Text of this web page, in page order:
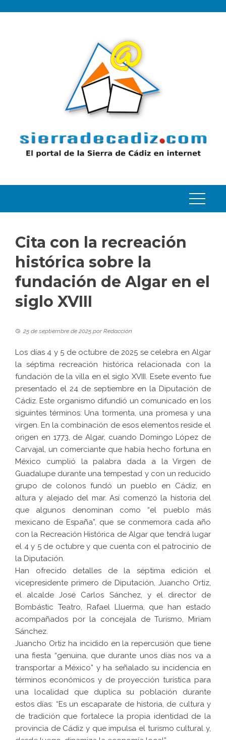
Cita con la recreación
histórica sobre la
fundación de Algar en el
siglo XVIII
25 de septiembre de 2025 porRedacción
Los días 4 y 5 de octubre de 2025 se celebra en Algar
la séptima recreación histórica relacionada con la
fundación de la villa en el siglo XVIII. Esete evento fue
presentado el 24 de septiembre en la Diputación de
Cádiz. Este organismo difundió un comunicado en los
siguintes términos: Una tormenta, una promesa y una
virgen. En la combinación de esos elementos reside el
origen en 1773, de Algar, cuando Domingo López de
Carvajal, un comerciante que había hecho fortuna en
México cumplió la palabra dada a la Virgen de
Guadalupe durante una tempestad y con un reducido
grupo de colonos fundó un pueblo en Cádiz, en
altura y alejado del mar. Así comenzó la historia del
que algunos denominan como “el pueblo más
mexicano de España”, que se conmemora cada año
con la Recreación Histórica de Algar que tendrá lugar
el 4 y 5 de octubre y que cuenta con el patrocinio de
la Diputación.
Han ofrecido detalles de la séptima edición el
vicepresidente primero de Diputación, Juancho Ortiz,
el alcalde José Carlos Sánchez, y el director de
Bombástic Teatro, Rafael Lluerma, que han estado
acompañados por la concejala de Turismo, Miriam
Sánchez.
Juancho Ortiz ha incidido en la repercusión que tiene
una fiesta “genuina, que durante unos días nos va a
transportar a México” y ha señalado su incidencia en
términos económicos y de proyección turística para
una localidad que duplica su población durante
estos días: “Es un escaparate de historia, de cultura y
de tradición que fortalece la propia identidad de la
provincia de Cádiz y que impulsa el turismo cultural y,